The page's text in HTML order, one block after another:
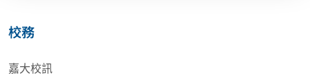
校務
嘉大校訊